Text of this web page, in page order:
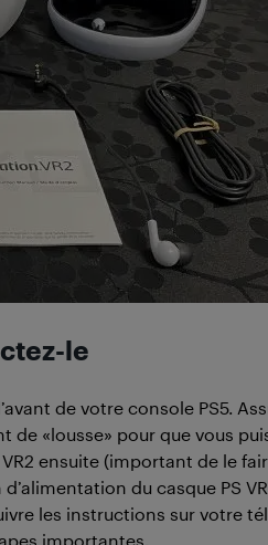
le
de votre console PS5.
«lousse» pour que vous
ensuite (important de le
du casque PS
les instructions sur votre
importantes.